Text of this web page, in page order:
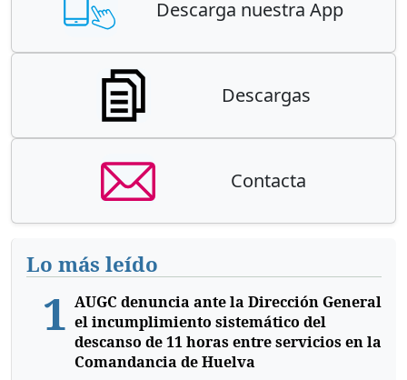
Descarga nuestra App
Descargas
Contacta
Lo más leído
1 AUGC denuncia ante la Dirección General
el incumplimiento sistemático del
descanso de 11 horas entre servicios en la
Comandancia de Huelva